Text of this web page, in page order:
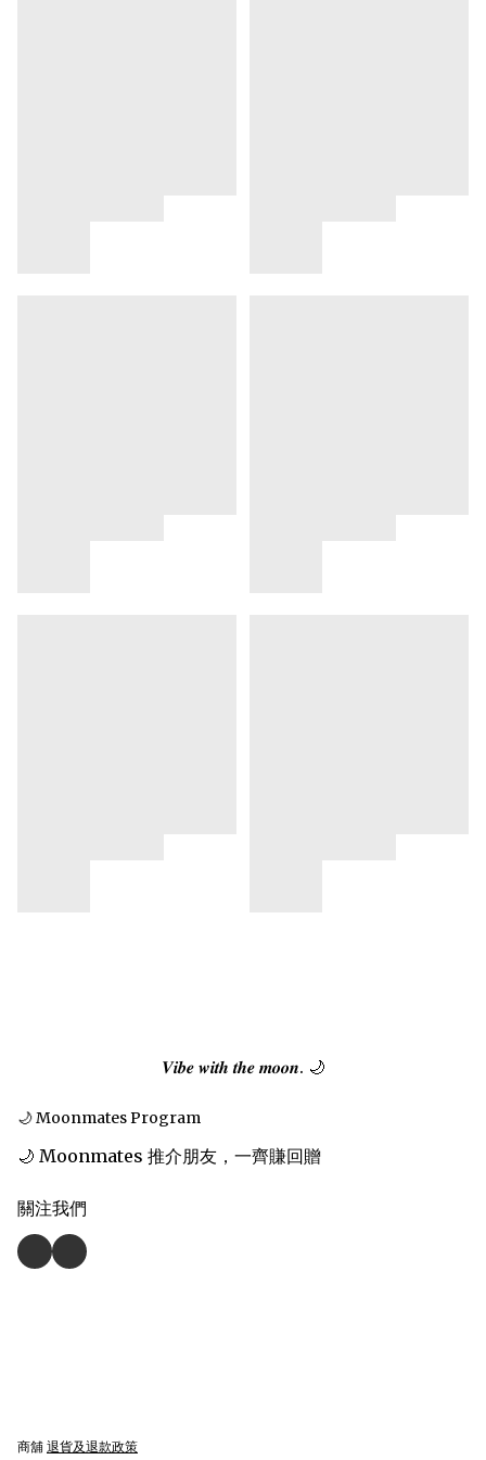
𝑽𝒊𝒃𝒆 𝒘𝒊𝒕𝒉 𝒕𝒉𝒆 𝒎𝒐𝒐𝒏. 🌙
🌙 Moonmates Program
🌙 Moonmates 推介朋友，一齊賺回贈
關注我們
商舖 退貨及退款政策